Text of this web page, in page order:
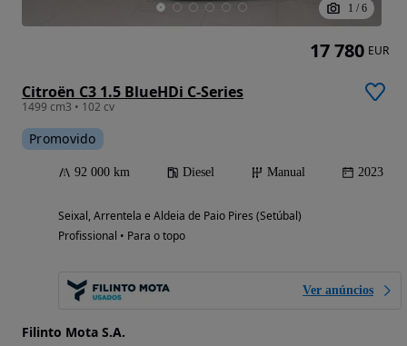
1 / 6
Citroën C3 1.5 BlueHDi C-Series
1499 cm3 • 102 cv
Promovido
92 000 km Diesel Manual 2023
Seixal, Arrentela e Aldeia de Paio Pires (Setúbal)
Profissional • Para o topo
Ver anúncios
Filinto Mota S.A.
17 780 EUR